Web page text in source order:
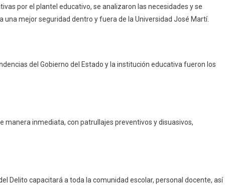
Universidad
José
Inquietudes
por el plantel educativo, se analizaron las necesidades y se
mejor seguridad dentro y fuera de la Universidad José Martí.
del Gobierno del Estado y la institución educativa fueron los
inmediata, con patrullajes preventivos y disuasivos,
Delito capacitará a toda la comunidad escolar, personal docente, así